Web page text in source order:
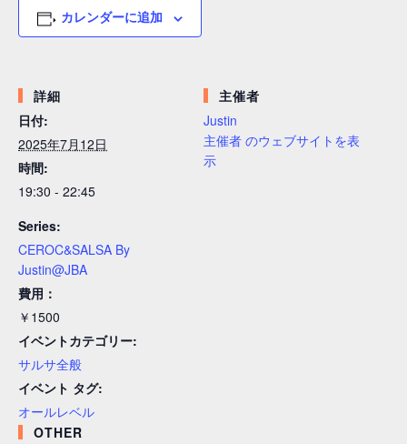
カレンダーに追加
詳細
日付:
2025年7月12日
時間:
19:30 - 22:45
Series:
CEROC&SALSA By
Justin@JBA
費用：
￥1500
イベントカテゴリー:
サルサ全般
イベント タグ:
オールレベル
主催者
Justin
主催者 のウェブサイトを表
示
OTHER